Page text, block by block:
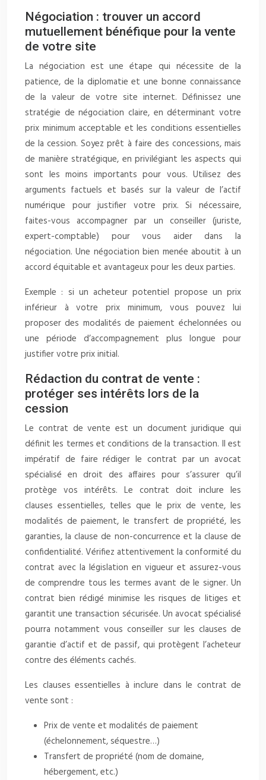
Négociation : trouver un accord
mutuellement bénéfique pour la vente
de votre site
La négociation est une étape qui nécessite de la
patience, de la diplomatie et une bonne connaissance
de la valeur de votre site internet. Définissez une
stratégie de négociation claire, en déterminant votre
prix minimum acceptable et les conditions essentielles
de la cession. Soyez prêt à faire des concessions, mais
de manière stratégique, en privilégiant les aspects qui
sont les moins importants pour vous. Utilisez des
arguments factuels et basés sur la valeur de l’actif
numérique pour justifier votre prix. Si nécessaire,
faites-vous accompagner par un conseiller (juriste,
expert-comptable) pour vous aider dans la
négociation. Une négociation bien menée aboutit à un
accord équitable et avantageux pour les deux parties.
Exemple : si un acheteur potentiel propose un prix
inférieur à votre prix minimum, vous pouvez lui
proposer des modalités de paiement échelonnées ou
une période d’accompagnement plus longue pour
justifier votre prix initial.
Rédaction du contrat de vente :
protéger ses intérêts lors de la
cession
Le contrat de vente est un document juridique qui
définit les termes et conditions de la transaction. Il est
impératif de faire rédiger le contrat par un avocat
spécialisé en droit des affaires pour s’assurer qu’il
protège vos intérêts. Le contrat doit inclure les
clauses essentielles, telles que le prix de vente, les
modalités de paiement, le transfert de propriété, les
garanties, la clause de non-concurrence et la clause de
confidentialité. Vérifiez attentivement la conformité du
contrat avec la législation en vigueur et assurez-vous
de comprendre tous les termes avant de le signer. Un
contrat bien rédigé minimise les risques de litiges et
garantit une transaction sécurisée. Un avocat spécialisé
pourra notamment vous conseiller sur les clauses de
garantie d’actif et de passif, qui protègent l’acheteur
contre des éléments cachés.
Les clauses essentielles à inclure dans le contrat de
vente sont :
Prix de vente et modalités de paiement
(échelonnement, séquestre…)
Transfert de propriété (nom de domaine,
hébergement, etc.)